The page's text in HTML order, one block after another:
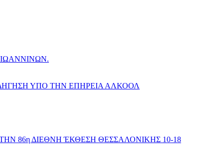
ΥΠΟ ΤΗΝ ΕΠΗΡΕΙΑ ΑΛΚΟΟΛ
86η ΔΙΕΘΝΗ ΈΚΘΕΣΗ ΘΕΣΣΑΛΟΝΙΚΗΣ 10-18